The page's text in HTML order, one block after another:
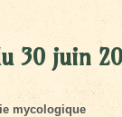
30 juin
mycologique